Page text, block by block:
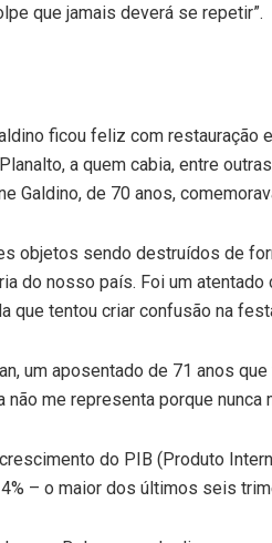
que jamais deverá se repetir”.
ficou feliz com
a quem cabia, entre
Galdino, de 70 anos,
objetos sendo destruídos de
do nosso país. Foi um
que tentou criar confusão na
um aposentado de 71 anos
não me representa porque
do PIB (Produto
– o maior dos últimos seis